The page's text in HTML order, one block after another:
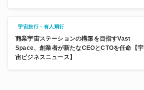
宇宙旅行・有人飛行
商業宇宙ステーションの構築を目指すVast
Space、創業者が新たなCEOとCTOを任命【宇
宙ビジネスニュース】